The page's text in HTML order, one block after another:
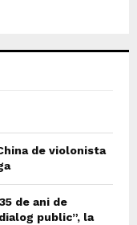
de violonista
de ani de
public”, la